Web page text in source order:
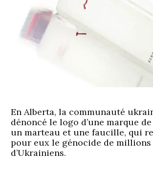
En Alberta, la communauté
dénoncé le logo d’une marque
un marteau et une faucille, qui
pour eux le génocide de millions
d’Ukrainiens.